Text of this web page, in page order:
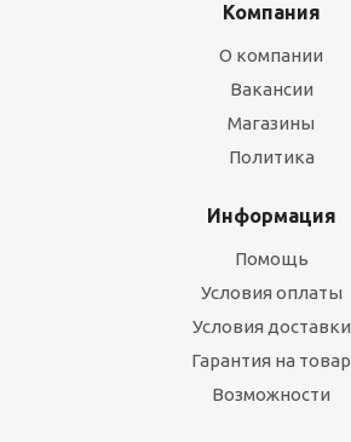
Компания
О компании
Вакансии
Магазины
Политика
Информация
Помощь
Условия оплаты
Условия доставки
Гарантия на товар
Возможности